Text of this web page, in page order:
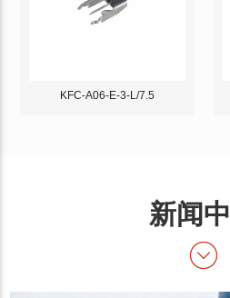
KFC-A06-E-3-L/7.5
新闻